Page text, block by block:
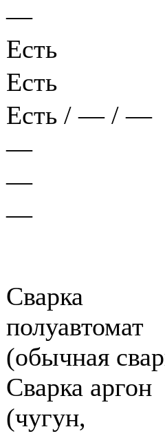
—
Есть
Есть
Есть / — / —
—
—
—
Cварка
полуавтомат
(обычная
Cварка аргон
(чугун,